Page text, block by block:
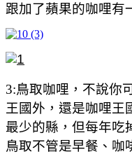
跟加了蘋果的咖哩有
3:鳥取咖哩，不說你
王國外，還是咖哩王
最少的縣，但每年吃
鳥取不管是早餐、咖